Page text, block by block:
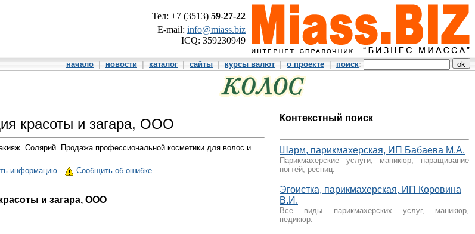
Тел: +7 (3513) 59-27-22
E-mail: info@miass.biz
ICQ: 359230949
начало новости каталог| сайты курсы валют о проекте поиск:
красоты и загара, ООО
Солярий. Продажа профессиональной косметики для волос и
информацию Сообщить об ошибке
и загара, ООО
Контекстный поиск
Шарм, парикмахерская, ИП Бабаева М.А.
Парикмахерские услуги, маникюр, наращивание
ногтей, ресниц.
Эгоистка, парикмахерская, ИП Коровина
В.И.
Все виды парикмахерских услуг, маникюр,
педикюр.